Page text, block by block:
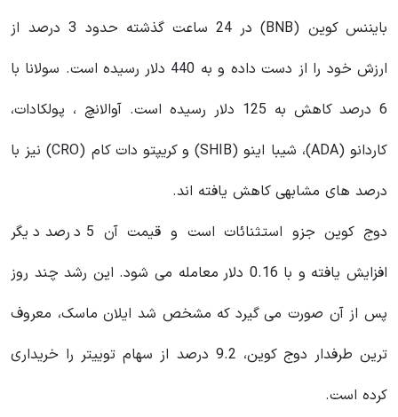
بایننس کوین (BNB) در 24 ساعت گذشته حدود 3 درصد از
ارزش خود را از دست داده و به 440 دلار رسیده است. سولانا با
6 درصد کاهش به 125 دلار رسیده است. آوالانچ ، پولکادات،
کاردانو (ADA)، شیبا اینو (SHIB) و کریپتو دات کام (CRO) نیز با
درصد های مشابهی کاهش یافته اند.
دوج کوین جزو استثنائات است و قیمت آن 5 درصد دیگر
افزایش یافته و با 0.16 دلار معامله می شود. این رشد چند روز
پس از آن صورت می گیرد که مشخص شد ایلان ماسک، معروف
ترین طرفدار دوج کوین، 9.2 درصد از سهام توییتر را خریداری
کرده است.